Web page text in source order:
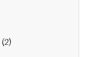
(2)